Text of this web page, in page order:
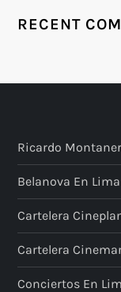
RECENT
Ricardo
Belanova En
Cartelera
Cartelera
Conciertos En